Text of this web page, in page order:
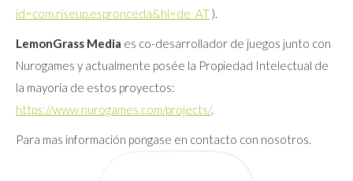
id=com.riseup.espronceda&hl=de_AT).
LemonGrass Media es co-desarrollador de juegos junto con
Nurogames y actualmente posée la Propiedad Intelectual de
la mayoria de estos proyectos:
https://www.nurogames.com/projects/.
Para mas información pongase en contacto con nosotros.